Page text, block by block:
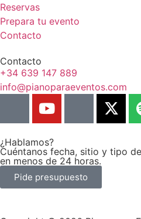
Reservas
Prepara tu evento
Contacto
Contacto
+34 639 147 889
info@pianoparaeventos.com
¿Hablamos?
Cuéntanos fecha, sitio y tipo
en menos de 24 horas.
Pide presupuesto